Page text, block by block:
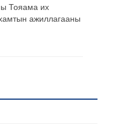
Тояама их
ажиллагааны